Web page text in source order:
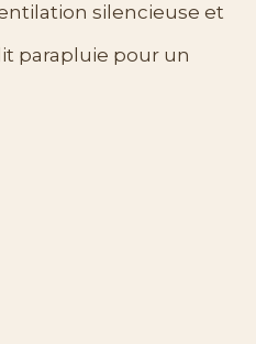
silencieuse et
parapluie pour un